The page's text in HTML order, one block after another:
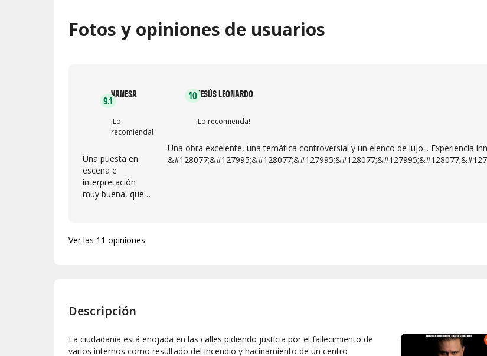
Fotos y opiniones de usuarios
9.1
VANESA
¡Lo
recomienda!
Una puesta en
escena e
interpretación
muy buena, que
10JESÚS LEONARDO
¡Lo recomienda!
Una obra excelente, una temática controversial y un elenco de lujo... Experiencia
Ver las 11 opiniones
Descripción
La ciudadanía está enojada en las calles pidiendo justicia por el fallecimiento de
varios internos como resultado del incendio y hacinamiento de un centro